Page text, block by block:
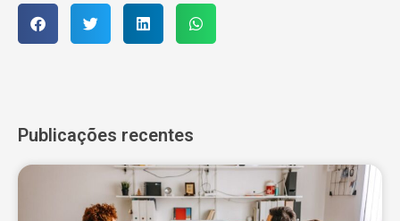
Publicações recentes